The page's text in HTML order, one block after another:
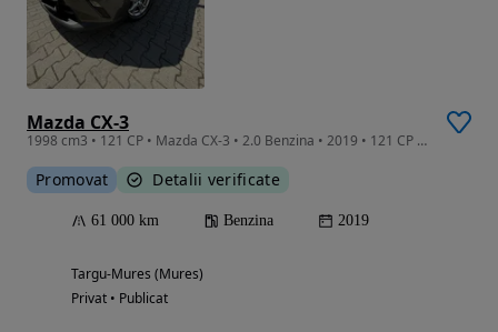
Mazda CX-3
1998 cm3 • 121 CP • Mazda CX-3 • 2.0 Benzina • 2019 • 121 CP • 61.000 km
Promovat Detalii verificate
61 000 km Benzina 2019
Targu-Mures (Mures)
Privat • Publicat